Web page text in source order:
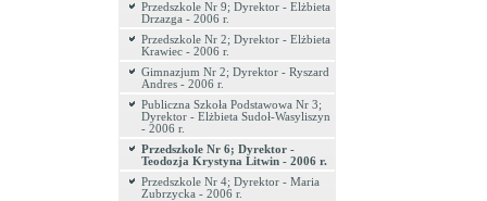
Przedszkole Nr 9; Dyrektor - Elżbieta
Drzazga - 2006 r.
Przedszkole Nr 2; Dyrektor - Elżbieta
Krawiec - 2006 r.
Gimnazjum Nr 2; Dyrektor - Ryszard
Andres - 2006 r.
Publiczna Szkoła Podstawowa Nr 3;
Dyrektor - Elżbieta Sudoł-Wasyliszyn
- 2006 r.
Przedszkole Nr 6; Dyrektor -
Teodozja Krystyna Litwin - 2006 r.
Przedszkole Nr 4; Dyrektor - Maria
Zubrzycka - 2006 r.